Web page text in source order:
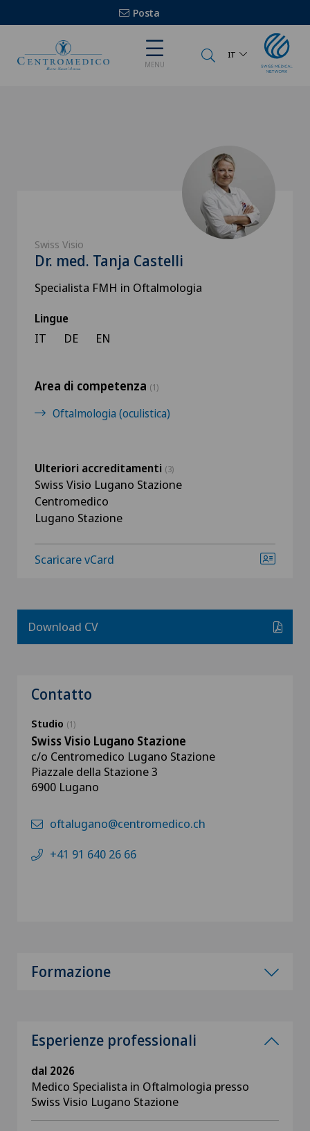
Posta
MENU
IT
Swiss Visio
Dr. med. Tanja Castelli
Specialista FMH in Oftalmologia
Lingue
IT DE EN
Area di competenza (1)
Oftalmologia (oculistica)
Ulteriori accreditamenti (3)
Swiss Visio Lugano Stazione
Centromedico
Lugano Stazione
Scaricare vCard
Download CV
Contatto
Studio (1)
Swiss Visio Lugano Stazione
c/o Centromedico Lugano Stazione
Piazzale della Stazione 3
6900 Lugano
oftalugano@centromedico.ch
+41 91 640 26 66
Formazione
Esperienze professionali
dal 2026
Medico Specialista in Oftalmologia presso
Swiss Visio Lugano Stazione